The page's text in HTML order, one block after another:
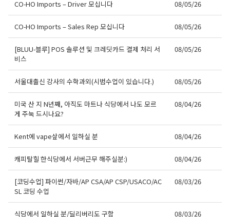
CO-HO Imports – Driver 모십니다 08/05/26
CO-HO Imports – Sales Rep 모십니다 08/05/26
[BLUU-블루] POS 솔루션 및 크레딧카드 결제 처리 서
비스
08/05/26
서울대출신 강사의 수학과외(시범수업이 있습니다.) 08/05/26
미국 산 지 N년째, 아직도 마트나 식당에서 나도 모르
게 주눅 드시나요?
08/04/26
Kent에 vape샆에서 일하실 분 08/04/26
캐피탈힐 한식당에서 서버근무 해주실분:) 08/04/26
[코딩수업] 파이썬/자바/AP CSA/AP CSP/USACO/AC
SL 코딩 수업
08/03/26
식당에서 일하실 분/딜리버리도 구함 08/03/26